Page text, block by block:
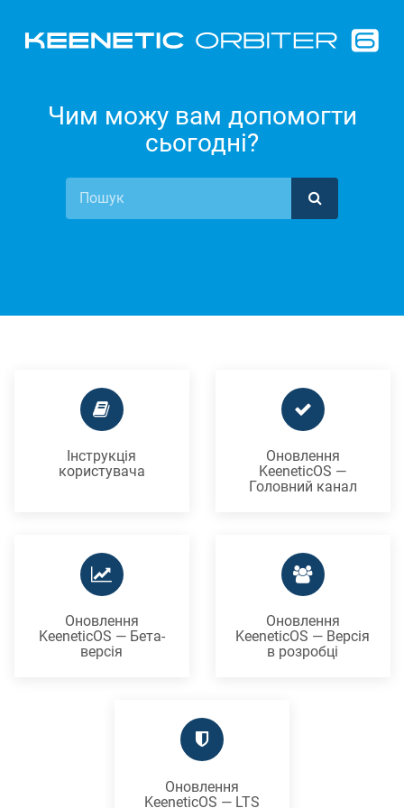
Чим можу вам допомогти
сьогодні?
Інструкція
користувача
Оновлення
KeeneticOS —
Головний канал
Оновлення
KeeneticOS — Бета-
версія
Оновлення
KeeneticOS — Версія
в розробці
Оновлення
KeeneticOS — LTS